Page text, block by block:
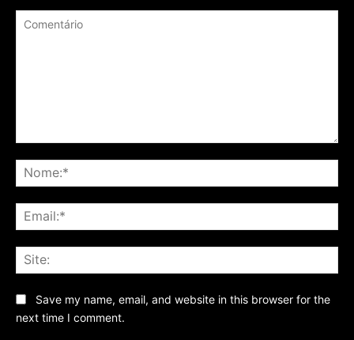
Save my name, email, and website in this browser for the
next time I comment.